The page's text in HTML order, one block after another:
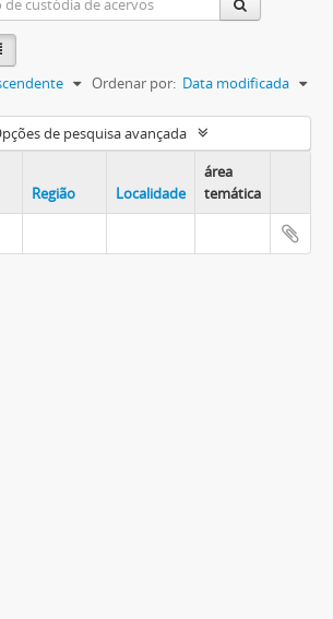
Ordenar por: Data modificada
de pesquisa avançada
Região Localidade
área
temática